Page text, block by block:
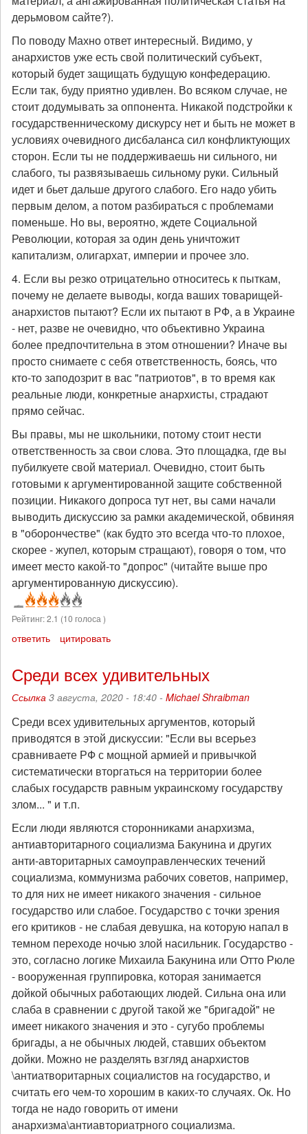
дерьмовом сайте?).
По поводу Махно ответ интересный. Видимо, у
анархистов уже есть свой политический субъект,
который будет защищать будущую конфедерацию.
Если так, буду приятно удивлен. Во всяком случае, не
стоит додумывать за оппонента. Никакой подстройки к
государственническому дискурсу нет и быть не может в
условиях очевидного дисбаланса сил конфликтующих
сторон. Если ты не поддерживаешь ни сильного, ни
слабого, ты развязываешь сильному руки. Сильный
идет и бьет дальше другого слабого. Его надо убить
первым делом, а потом разбираться с проблемами
поменьше. Но вы, вероятно, ждете Социальной
Революции, которая за один день уничтожит
капитализм, олигархат, империи и прочее зло.
4. Если вы резко отрицательно относитесь к пыткам,
почему не делаете выводы, когда ваших товарищей-
анархистов пытают? Если их пытают в РФ, а в Украине
- нет, разве не очевидно, что объективно Украина
более предпочтительна в этом отношении? Иначе вы
просто снимаете с себя ответственность, боясь, что
кто-то заподозрит в вас "патриотов", в то время как
реальные люди, конкретные анархисты, страдают
прямо сейчас.
Вы правы, мы не школьники, потому стоит нести
ответственность за свои слова. Это площадка, где вы
пубилкуете свой материал. Очевидно, стоит быть
готовыми к аргументированной защите собственной
позиции. Никакого допроса тут нет, вы сами начали
выводить дискуссию за рамки академической, обвиняя
в "оборончестве" (как будто это всегда что-то плохое,
скорее - жупел, которым стращают), говоря о том, что
имеет место какой-то "допрос" (читайте выше про
аргументированную дискуссию).
Рейтинг:2.1 (10 голоса )
ответить цитировать
Среди всех удивительных
Ссылка 3 августа, 2020 - 18:40 - Michael Shraibman
Среди всех удивительных аргументов, который
приводятся в этой дискуссии: "Если вы всерьез
сравниваете РФ с мощной армией и привычкой
систематически вторгаться на территории более
слабых государств равным украинскому государству
злом... " и т.п.
Если люди являются сторонниками анархизма,
антиавторитарного социализма Бакунина и других
анти-авторитарных самоуправленческих течений
социализма, коммунизма рабочих советов, например,
то для них не имеет никакого значения - сильное
государство или слабое. Государство с точки зрения
его критиков - не слабая девушка, на которую напал в
темном переходе ночью злой насильник. Государство -
это, согласно логике Михаила Бакунина или Отто Рюле
- вооруженная группировка, которая занимается
дойкой обычных работающих людей. Сильна она или
слаба в сравнении с другой такой же "бригадой" не
имеет никакого значения и это - сугубо проблемы
бригады, а не обычных людей, ставших объектом
дойки. Можно не разделять взгляд анархистов
\антиатворитарных социалистов на государство, и
считать его чем-то хорошим в каких-то случаях. Ок. Но
тогда не надо говорить от имени
анархизма\антиавториатрного социализма.